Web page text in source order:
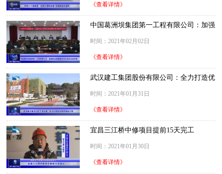
《查看详情》
中国葛洲坝集团第一工程有限公司：加强
时间：2021年02月02日
《查看详情》
武汉建工集团股份有限公司：全力打造优
时间：2021年01月31日
《查看详情》
宜昌三江桥中修项目提前15天完工
时间：2021年01月30日
《查看详情》